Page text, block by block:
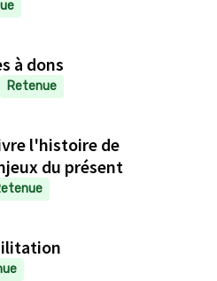
à dons
Retenue
l'histoire de
du présent